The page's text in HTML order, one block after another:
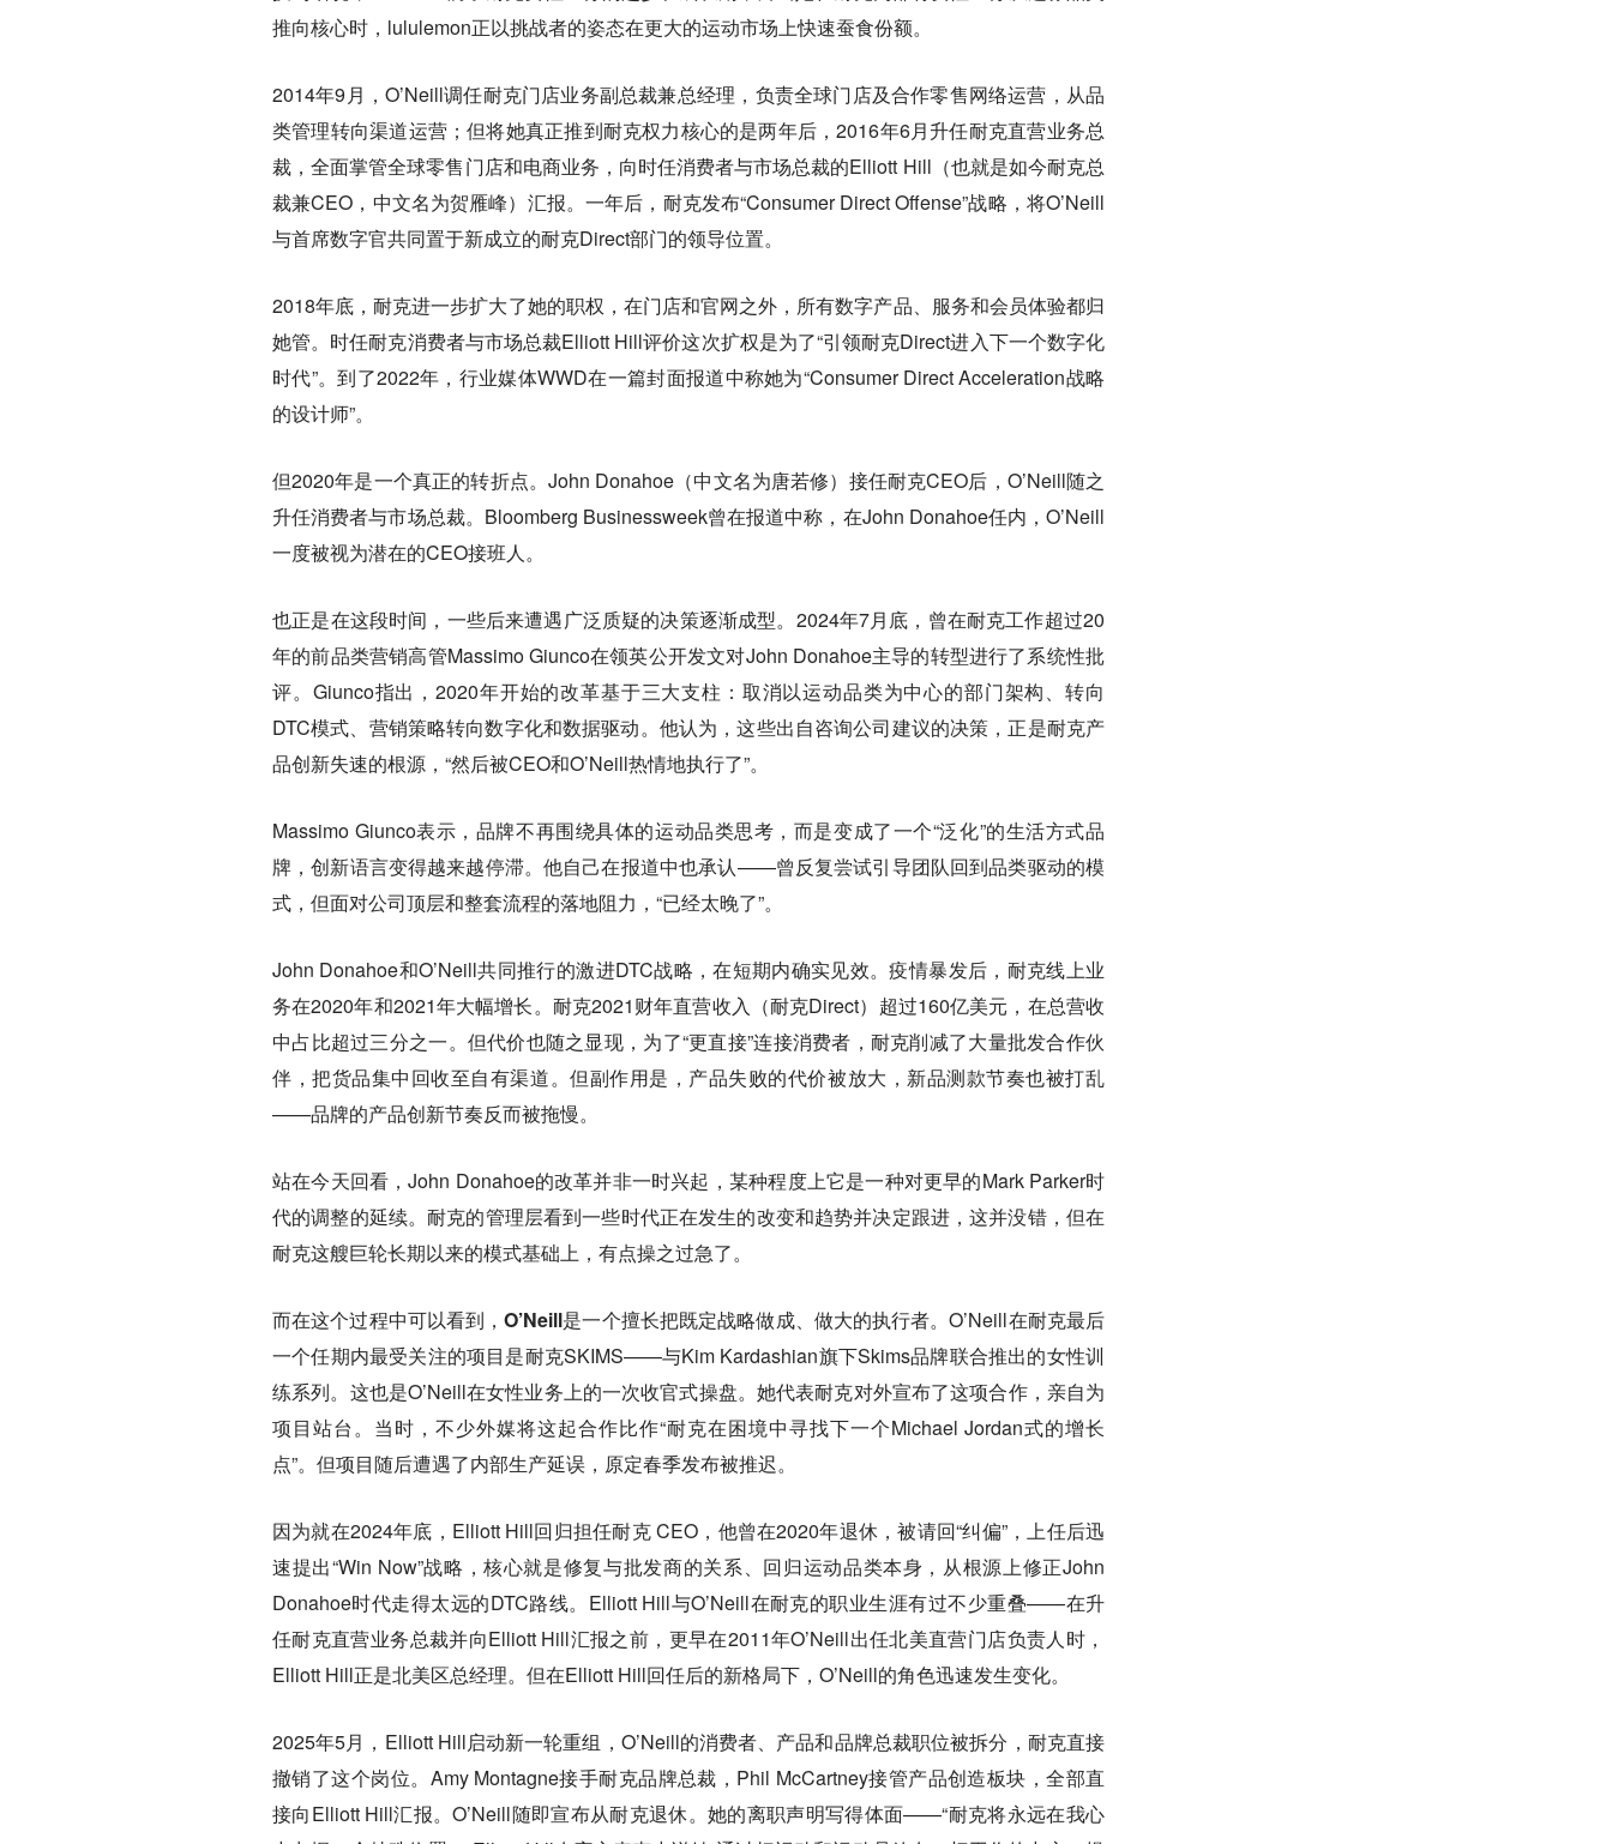
推向核心时，lululemon正以挑战者的姿态在更大的运动市场上快速蚕食份额。
2014年9月，O’Neill调任耐克门店业务副总裁兼总经理，负责全球门店及合作零售网络运营，从品
类管理转向渠道运营；但将她真正推到耐克权力核心的是两年后，2016年6月升任耐克直营业务总
裁，全面掌管全球零售门店和电商业务，向时任消费者与市场总裁的Elliott Hill（也就是如今耐克总
裁兼CEO，中文名为贺雁峰）汇报。一年后，耐克发布“Consumer Direct Offense”战略，将O’Neill
与首席数字官共同置于新成立的耐克Direct部门的领导位置。
2018年底，耐克进一步扩大了她的职权，在门店和官网之外，所有数字产品、服务和会员体验都归
她管。时任耐克消费者与市场总裁Elliott Hill评价这次扩权是为了“引领耐克Direct进入下一个数字化
时代”。到了2022年，行业媒体WWD在一篇封面报道中称她为“Consumer Direct Acceleration战略
的设计师”。
但2020年是一个真正的转折点。John Donahoe（中文名为唐若修）接任耐克CEO后，O’Neill随之
升任消费者与市场总裁。Bloomberg Businessweek曾在报道中称，在John Donahoe任内，O’Neill
一度被视为潜在的CEO接班人。
也正是在这段时间，一些后来遭遇广泛质疑的决策逐渐成型。2024年7月底，曾在耐克工作超过20
年的前品类营销高管Massimo Giunco在领英公开发文对John Donahoe主导的转型进行了系统性批
评。Giunco指出，2020年开始的改革基于三大支柱：取消以运动品类为中心的部门架构、转向
DTC模式、营销策略转向数字化和数据驱动。他认为，这些出自咨询公司建议的决策，正是耐克产
品创新失速的根源，“然后被CEO和O’Neill热情地执行了”。
Massimo Giunco表示，品牌不再围绕具体的运动品类思考，而是变成了一个“泛化”的生活方式品
牌，创新语言变得越来越停滞。他自己在报道中也承认——曾反复尝试引导团队回到品类驱动的模
式，但面对公司顶层和整套流程的落地阻力，“已经太晚了”。
John Donahoe和O’Neill共同推行的激进DTC战略，在短期内确实见效。疫情暴发后，耐克线上业
务在2020年和2021年大幅增长。耐克2021财年直营收入（耐克Direct）超过160亿美元，在总营收
中占比超过三分之一。但代价也随之显现，为了“更直接”连接消费者，耐克削减了大量批发合作伙
伴，把货品集中回收至自有渠道。但副作用是，产品失败的代价被放大，新品测款节奏也被打乱
——品牌的产品创新节奏反而被拖慢。
站在今天回看，John Donahoe的改革并非一时兴起，某种程度上它是一种对更早的Mark Parker时
代的调整的延续。耐克的管理层看到一些时代正在发生的改变和趋势并决定跟进，这并没错，但在
耐克这艘巨轮长期以来的模式基础上，有点操之过急了。
而在这个过程中可以看到，O’Neill是一个擅长把既定战略做成、做大的执行者。O’Neill在耐克最后
一个任期内最受关注的项目是耐克SKIMS——与Kim Kardashian旗下Skims品牌联合推出的女性训
练系列。这也是O’Neill在女性业务上的一次收官式操盘。她代表耐克对外宣布了这项合作，亲自为
项目站台。当时，不少外媒将这起合作比作“耐克在困境中寻找下一个Michael Jordan式的增长
点”。但项目随后遭遇了内部生产延误，原定春季发布被推迟。
因为就在2024年底，Elliott Hill回归担任耐克 CEO，他曾在2020年退休，被请回“纠偏”，上任后迅
速提出“Win Now”战略，核心就是修复与批发商的关系、回归运动品类本身，从根源上修正John
Donahoe时代走得太远的DTC路线。Elliott Hill与O’Neill在耐克的职业生涯有过不少重叠——在升
任耐克直营业务总裁并向Elliott Hill汇报之前，更早在2011年O’Neill出任北美直营门店负责人时，
Elliott Hill正是北美区总经理。但在Elliott Hill回任后的新格局下，O’Neill的角色迅速发生变化。
2025年5月，Elliott Hill启动新一轮重组，O’Neill的消费者、产品和品牌总裁职位被拆分，耐克直接
撤销了这个岗位。Amy Montagne接手耐克品牌总裁，Phil McCartney接管产品创造板块，全部直
接向Elliott Hill汇报。O’Neill随即宣布从耐克退休。她的离职声明写得体面——“耐克将永远在我心